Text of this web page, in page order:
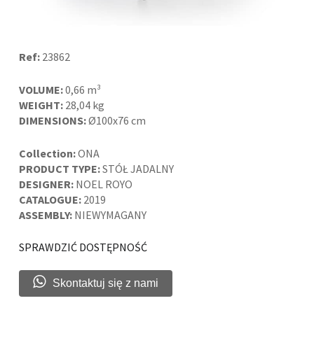
Ref:23862
VOLUME:0,66 m³
WEIGHT: 28,04 kg
DIMENSIONS:Ø100x76 cm
Collection:ONA
PRODUCT TYPE:STÓŁ JADALNY
DESIGNER: NOEL ROYO
CATALOGUE: 2019
ASSEMBLY: NIEWYMAGANY
SPRAWDZIĆ DOSTĘPNOŚĆ
Skontaktuj się z nami